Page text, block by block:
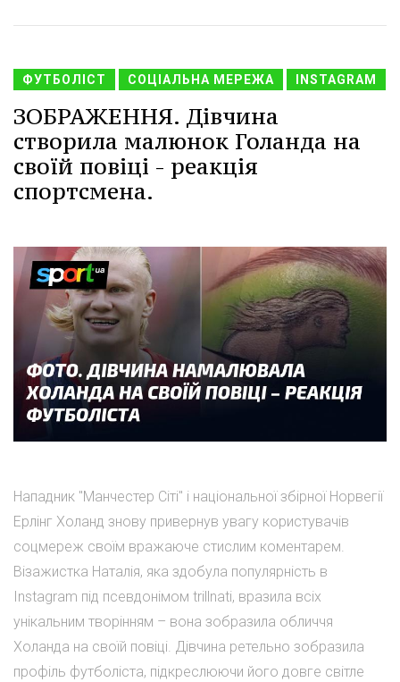
ФУТБОЛІСТ СОЦІАЛЬНА МЕРЕЖА INSTAGRAM
ЗОБРАЖЕННЯ. Дівчина
створила малюнок Голанда на
своїй повіці - реакція
спортсмена.
Нападник "Манчестер Сіті" і національної збірної Норвегії
Ерлінг Холанд знову привернув увагу користувачів
соцмереж своїм вражаюче стислим коментарем.
Візажистка Наталія, яка здобула популярність в
Instagram під псевдонімом trillnati, вразила всіх
унікальним творінням – вона зобразила обличчя
Холанда на своїй повіці. Дівчина ретельно зобразила
профіль футболіста, підкреслюючи його довге світле